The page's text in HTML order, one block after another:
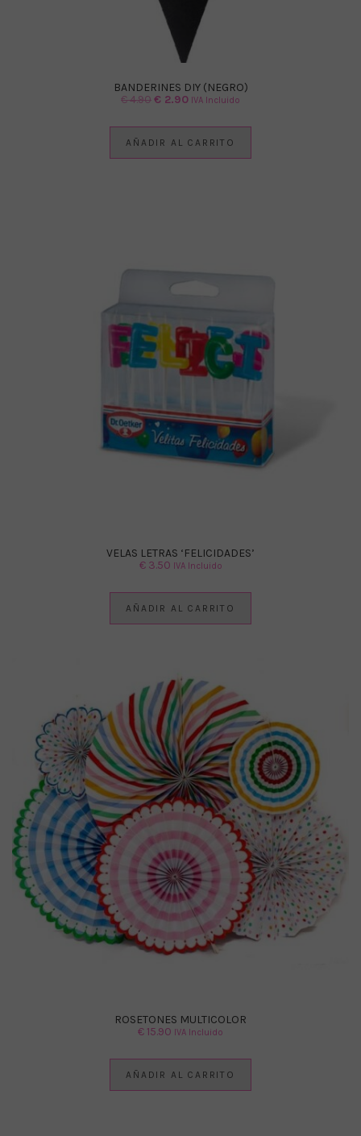
BANDERINES DIY (NEGRO)
€4.90El
€ 2.90ElIVA Incluido
AÑADIR AL CARRITO
VELAS LETRAS ‘FELICIDADES’
€3.50 IVA Incluido
AÑADIR AL CARRITO
ROSETONES MULTICOLOR
€15.90 IVA Incluido
AÑADIR AL CARRITO